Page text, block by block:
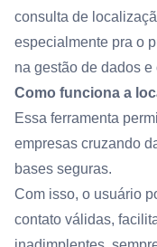
consulta de
especialmente pra o
na gestão de dados
Como funciona a
Essa ferramenta
empresas cruzando
bases seguras.
Com isso, o usuário
contato válidas,